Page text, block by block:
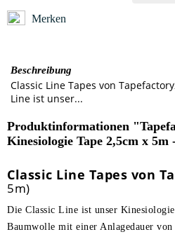
Merken
Beschreibung
Classic Line Tapes von
Line ist unser...
Produktinformationen
Kinesiologie Tape 2,5cm x 5m
Classic Line Tapes von
5m)
Die Classic Line ist unser
Baumwolle mit einer Anlagedauer von